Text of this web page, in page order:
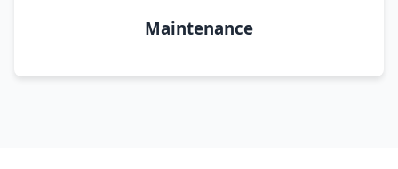
Maintenance